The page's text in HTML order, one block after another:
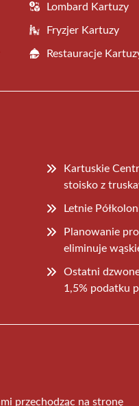
Lombard Kartuzy
Fryzjer Kartuzy
Restauracje
Kartuskie
stoisko z
Letnie
Planowanie
eliminuje
Ostatni
1,5% podatku
przechodząc na stronę